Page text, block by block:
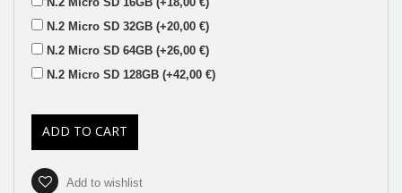
N.2 Micro SD 32GB (+20,00 €)
N.2 Micro SD 64GB (+26,00 €)
N.2 Micro SD 128GB (+42,00 €)
ADD TO CART
Add to wishlist